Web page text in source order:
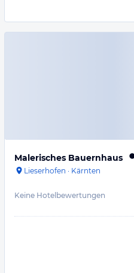
Malerisches Bauernhaus
Lieserhofen · Kärnten
Keine Hotelbewertungen